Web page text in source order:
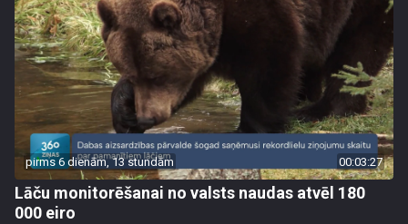
pirms 6 dienām, 13 stundām 00:03:27
Lāču monitorēšanai no valsts naudas atvēl 180
000 eiro